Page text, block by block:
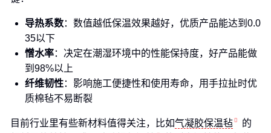
导热系数：数值越低保温效果越好，优质产品能达到0.0
35以下
憎水率：决定在潮湿环境中的性能保持度，好产品能做
到98%以上
纤维韧性：影响施工便捷性和使用寿命，用手拉扯时优
质棉毡不易断裂
目前行业里有些新材料值得关注，比如气凝胶保温毡
的